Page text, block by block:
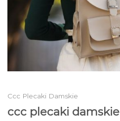
Ccc Plecaki Damskie
ccc plecaki damskie